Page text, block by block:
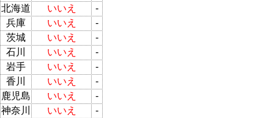
北海道
いいえ
-
兵庫
いいえ
-
茨城
いいえ
-
石川
いいえ
-
岩手
いいえ
-
香川
いいえ
-
鹿児島
いいえ
-
神奈川
いいえ
-